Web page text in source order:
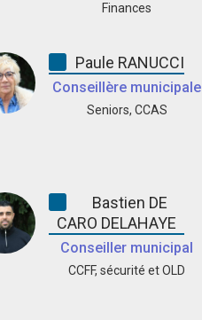
Finances
Paule RANUCCI
Conseillère municipale
Seniors, CCAS
Bastien DE
CARO DELAHAYE
Conseiller municipal
CCFF, sécurité et OLD